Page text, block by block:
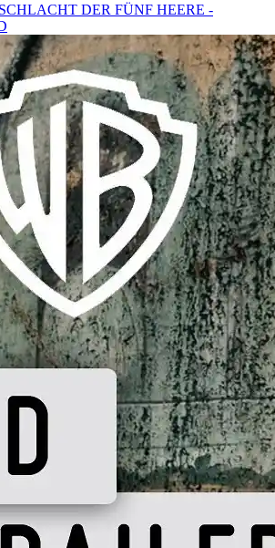
DER FÜNF HEERE -